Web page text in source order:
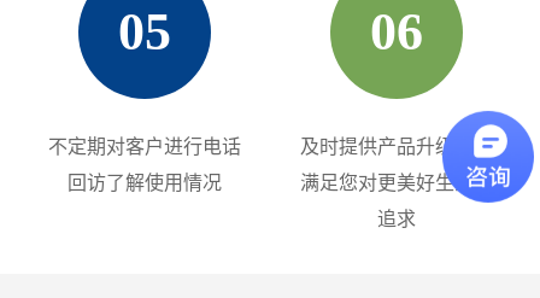
05
不定期对客户进行电话
回访了解使用情况
06
及时提供产品升级信息
满足您对更美好生活的
追求